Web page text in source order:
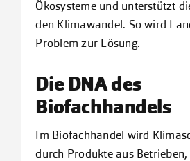
Ökosysteme und unterstützt
den Klimawandel. So wird
Problem zur Lösung.
Die DNA des
Biofachhandels
Im Biofachhandel wird
durch Produkte aus Betrieben,